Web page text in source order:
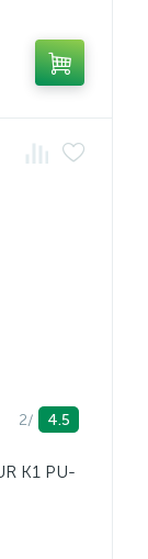
2/ 4.5
K1 PU-